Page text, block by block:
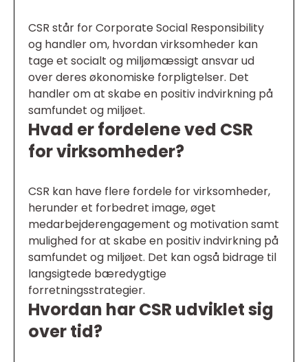
CSR står for Corporate Social Responsibility
og handler om, hvordan virksomheder kan
tage et socialt og miljømæssigt ansvar ud
over deres økonomiske forpligtelser. Det
handler om at skabe en positiv indvirkning på
samfundet og miljøet.
Hvad er fordelene ved CSR
for virksomheder?
CSR kan have flere fordele for virksomheder,
herunder et forbedret image, øget
medarbejderengagement og motivation samt
mulighed for at skabe en positiv indvirkning på
samfundet og miljøet. Det kan også bidrage til
langsigtede bæredygtige
forretningsstrategier.
Hvordan har CSR udviklet sig
over tid?